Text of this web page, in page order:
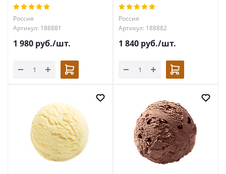
Россия
Артикул: 188881
1 980 руб./шт.
Россия
Артикул: 188882
1 840 руб./шт.